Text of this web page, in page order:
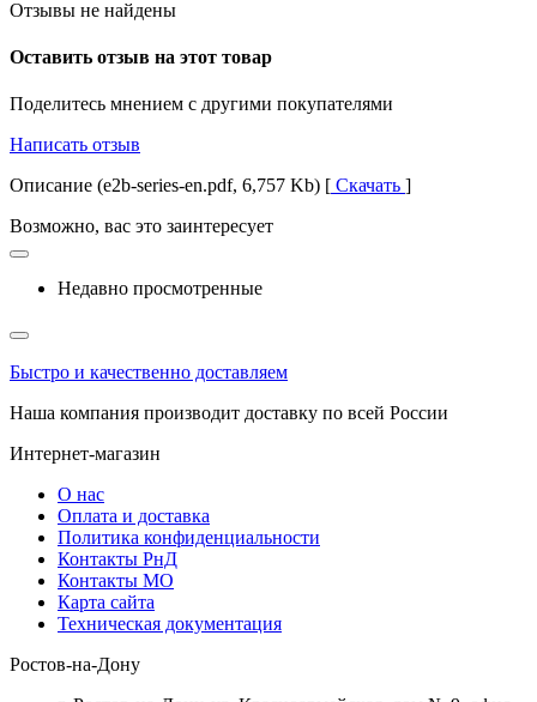
Отзывы не найдены
Оставить отзыв на этот товар
Поделитесь мнением с другими покупателями
Написать отзыв
Описание (e2b-series-en.pdf, 6,757 Kb) [ Скачать ]
Возможно, вас это заинтересует
Недавно просмотренные
Быстро и качественно доставляем
Наша компания производит доставку по всей России
Интернет-магазин
О нас
Оплата и доставка
Политика конфиденциальности
Контакты РнД
Контакты МО
Карта сайта
Техническая документация
Ростов-на-Дону